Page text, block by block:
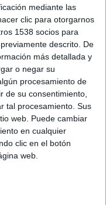
mediante las
clic para otorgarnos
1538 socios para
descrito. De
más detallada y
o negar su
procesamiento de
de su consentimiento,
tal procesamiento. Sus
web. Puede cambiar
en cualquier
clic en el botón
web.
hacia el
puede
pueden
en
de los
EnHotel
de
y la
se ponen a